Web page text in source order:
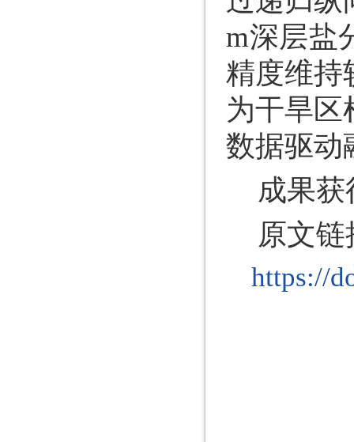
m深层盐
精度维持
为干旱区
数据驱动
成果
原文链
https://